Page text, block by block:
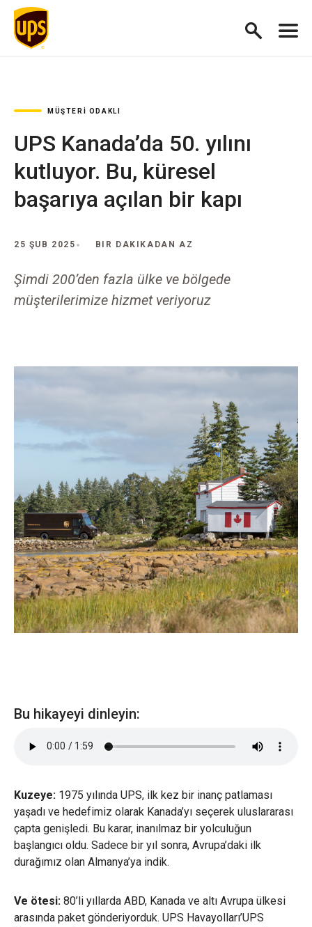
MÜŞTERI ODAKLI
UPS Kanada’da 50. yılını
kutluyor. Bu, küresel
başarıya açılan bir kapı
25 ŞUB 2025 BIR DAKIKADAN AZ
Şimdi 200’den fazla ülke ve bölgede
müşterilerimize hizmet veriyoruz
Bu hikayeyi dinleyin:
Kuzeye: 1975 yılında UPS, ilk kez bir inanç patlaması
yaşadı ve hedefimiz olarak Kanada’yı seçerek uluslararası
çapta genişledi. Bu karar, inanılmaz bir yolculuğun
başlangıcı oldu. Sadece bir yıl sonra, Avrupa’daki ilk
durağımız olan Almanya’ya indik.
Ve ötesi: 80’li yıllarda ABD, Kanada ve altı Avrupa ülkesi
arasında paket gönderiyorduk. UPS Havayolları’UPS